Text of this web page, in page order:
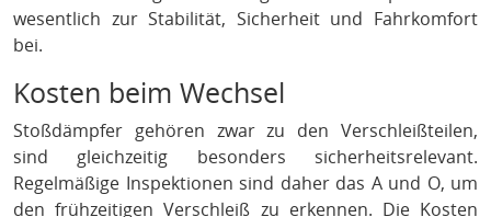
wesentlich zur Stabilität, Sicherheit und Fahrkomfort
bei.
Kosten beim Wechsel
Stoßdämpfer gehören zwar zu den Verschleißteilen,
sind gleichzeitig besonders sicherheitsrelevant.
Regelmäßige Inspektionen sind daher das A und O, um
den frühzeitigen Verschleiß zu erkennen. Die Kosten